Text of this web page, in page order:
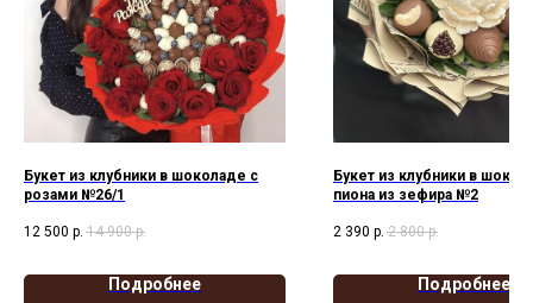
Букет из клубники в шоколаде с
розами №26/1
12 500 р. 14 900 р.
Подробнее
Букет из клубники в
пиона из зефира №2
2 390 р. 2 800 р.
Подробнее